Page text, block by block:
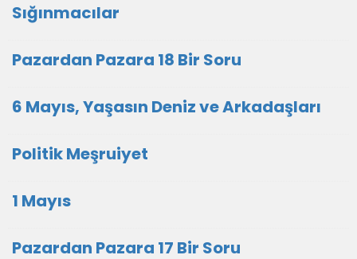
Sığınmacılar
Pazardan Pazara 18 Bir Soru
6 Mayıs, Yaşasın Deniz ve Arkadaşları
Politik Meşruiyet
1 Mayıs
Pazardan Pazara 17 Bir Soru